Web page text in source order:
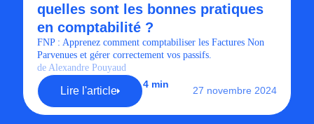
quelles sont les bonnes pratiques
en comptabilité ?
FNP : Apprenez comment comptabiliser les Factures Non
Parvenues et gérer correctement vos passifs.
de Alexandre Pouyaud
Lire l'article
4 min
27 novembre 2024